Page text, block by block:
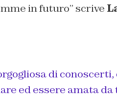
in futuro” scrive
di
ed essere amata